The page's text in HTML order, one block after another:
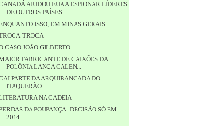
AJUDOU EUA A ESPIONAR LÍDERES
DE OUTROS PAÍSES
ISSO, EM MINAS GERAIS
TROCA
CASO JOÃO GILBERTO
FABRICANTE DE CAIXÕES DA
POLÔNIA LANÇA CALEN...
PARTE DA ARQUIBANCADA DO
ITAQUERÃO
NA CADEIA
DA POUPANÇA: DECISÃO SÓ EM
2014